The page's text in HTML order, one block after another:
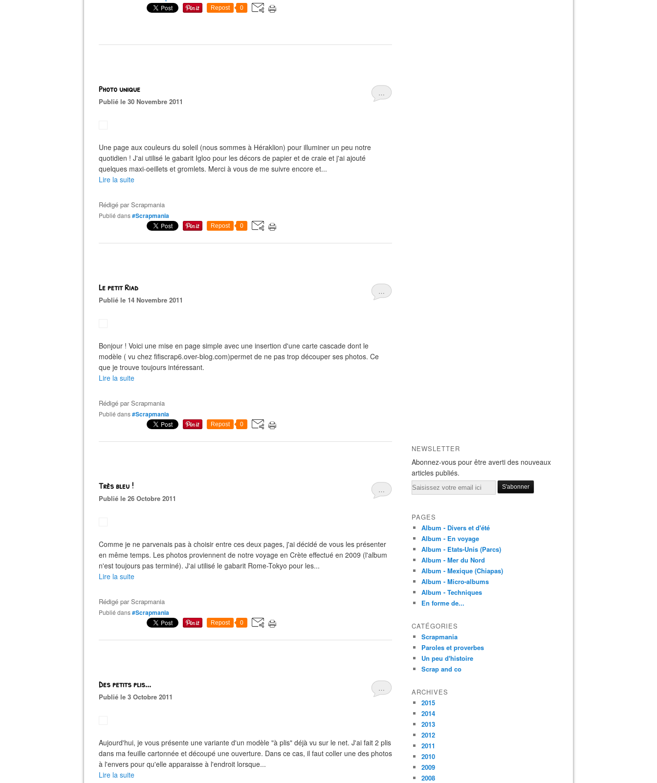
Repost 0
…
Photo unique
Publié le 30 Novembre 2011
Une page aux couleurs du soleil (nous sommes à Héraklion) pour illuminer un peu notre
quotidien ! J'ai utilisé le gabarit Igloo pour les décors de papier et de craie et j'ai ajouté
quelques maxi-oeillets et gromlets. Merci à vous de me suivre encore et...
Lire la suite
Rédigé parScrapmania
Publié dans#Scrapmania
Repost 0
…
Le petit Riad
Publié le 14 Novembre 2011
Bonjour ! Voici une mise en page simple avec une insertion d'une carte cascade dont le
modèle ( vu chez fifiscrap6.over-blog.com)permet de ne pas trop découper ses photos. Ce
que je trouve toujours intéressant.
Lire la suite
Rédigé parScrapmania
Publié dans#Scrapmania
Repost 0
…
Très bleu !
Publié le 26 Octobre 2011
Comme je ne parvenais pas à choisir entre ces deux pages, j'ai décidé de vous les présenter
en même temps. Les photos proviennent de notre voyage en Crète effectué en 2009 (l'album
n'est toujours pas terminé). J'ai utilisé le gabarit Rome-Tokyo pour les...
Lire la suite
Rédigé parScrapmania
Publié dans#Scrapmania
Repost 0
…
Des petits plis...
Publié le 3 Octobre 2011
Aujourd'hui, je vous présente une variante d'un modèle "à plis" déjà vu sur le net. J'ai fait 2 plis
dans ma feuille cartonnée et découpé une ouverture. Dans ce cas, il faut coller une des photos
à l'envers pour qu'elle apparaisse à l'endroit lorsque...
Lire la suite
NEWSLETTER
Abonnez-vous pour être averti des nouveaux
articles publiés.
Email
PAGES
Album - Divers et d'été
Album - En voyage
Album - Etats-Unis (Parcs)
Album - Mer du Nord
Album - Mexique (Chiapas)
Album - Micro-albums
Album - Techniques
En forme de...
CATÉGORIES
Scrapmania
Paroles et proverbes
Un peu d'histoire
Scrap and co
ARCHIVES
2015
2014
2013
2012
2011
2010
2009
2008